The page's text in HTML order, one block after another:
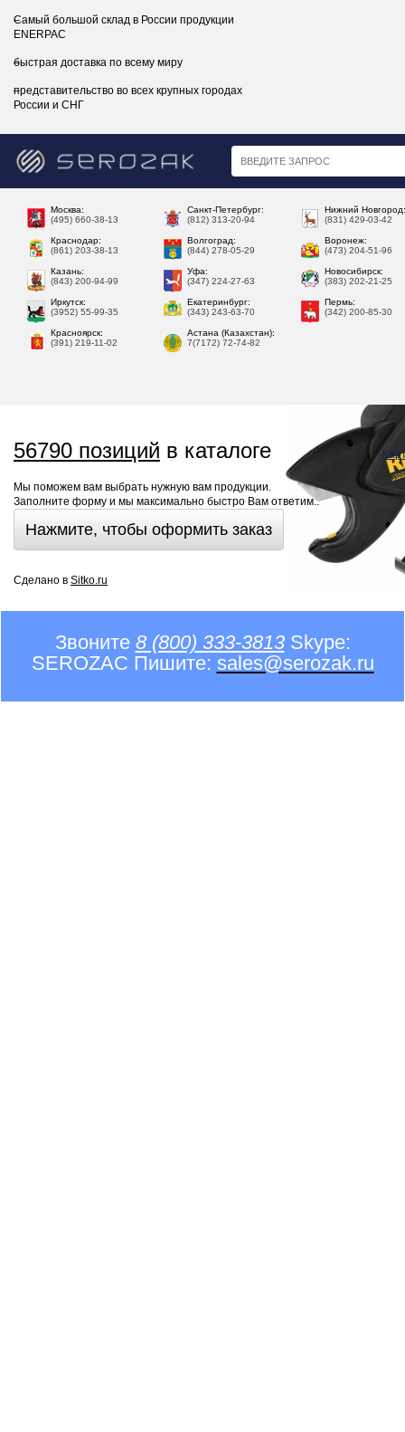
Самый большой склад в России продукции
ENERPAC
быстрая доставка по всему миру
представительство во всех крупных городах
России и СНГ
Москва:
(495) 660-38-13
Санкт-Петербург:
(812) 313-20-94
Нижний Новгород:
(831) 429-03-42
Краснодар:
(861) 203-38-13
Волгоград:
(844) 278-05-29
Воронеж:
(473) 204-51-96
Казань:
(843) 200-94-99
Уфа:
(347) 224-27-63
Новосибирск:
(383) 202-21-25
Иркутск:
(3952) 55-99-35
Екатеринбург:
(343) 243-63-70
Пермь:
(342) 200-85-30
Красноярск:
(391) 219-11-02
Астана (Казахстан):
7(7172) 72-74-82
56790 позиций в каталоге
Мы поможем вам выбрать нужную вам продукции.
Заполните форму и мы максимально быстро Вам ответим..
Нажмите, чтобы оформить заказ
Сделано в Sitko.ru
Звоните 8 (800) 333-3813 Skype:
SEROZAC Пишите: sales@serozak.ru